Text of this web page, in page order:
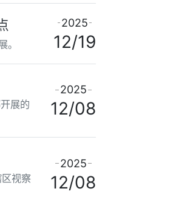
2025
12/19
展的
2025
12/08
视察
2025
12/08